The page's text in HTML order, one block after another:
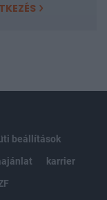
beállítások
karrier